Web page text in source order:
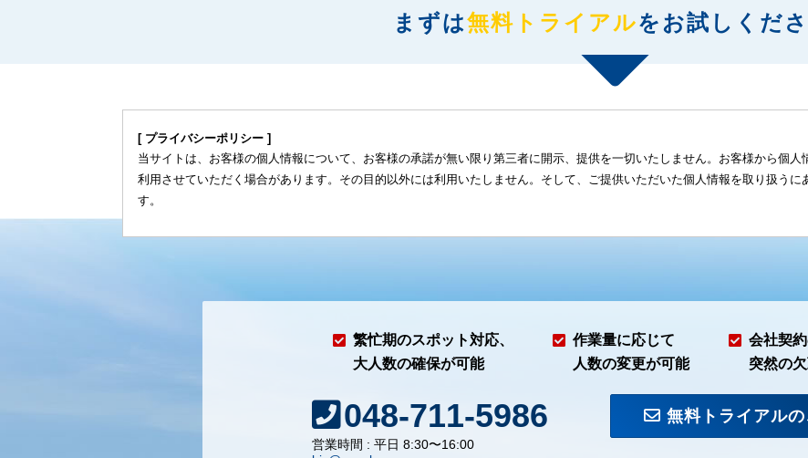
まずは無料トライアルを お試しくだ
[ プライバシーポリシー ]
当サイトは、お客様の個人情報について、お客様の承諾が無い限り第三者に開示、提供を一切いたしません。お客様から個
利用させていただく場合があります。その目的以外には利用いたしません。そして、ご提供いただいた個人情報を取り扱う
す。
繁忙期のスポット対応、
大人数の確保が可能
作業量に応じて
人数の変更が可能
会社契
突然の
048-711-5986
営業時間 : 平日 8:30〜16:00
無料トライアル